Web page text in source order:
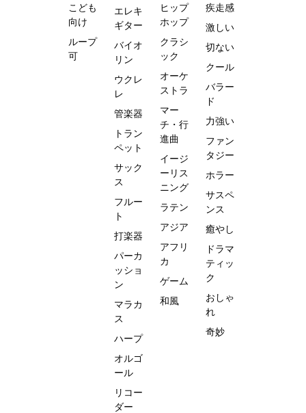
疾走感
激しい
切ない
クール
バラー
ド
力強い
ファン
タジー
ホラー
サスペ
ンス
癒やし
ドラマ
ティッ
ク
おしゃ
れ
奇妙
ヒップ
ホップ
クラシ
ック
オーケ
ストラ
マー
チ・行
進曲
イージ
ーリス
ニング
ラテン
アジア
アフリ
カ
ゲーム
和風
エレキ
ギター
バイオ
リン
ウクレ
レ
管楽器
トラン
ペット
サック
ス
フルー
ト
打楽器
パーカ
ッショ
ン
マラカ
ス
ハープ
オルゴ
ール
リコー
ダー
こども
向け
ループ
可